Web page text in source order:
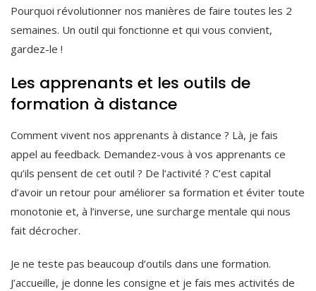
Pourquoi révolutionner nos manières de faire toutes les 2
semaines. Un outil qui fonctionne et qui vous convient,
gardez-le !
Les apprenants et les outils de
formation à distance
Comment vivent nos apprenants à distance ? Là, je fais
appel au feedback. Demandez-vous à vos apprenants ce
qu’ils pensent de cet outil ? De l’activité ? C’est capital
d’avoir un retour pour améliorer sa formation et éviter toute
monotonie et, à l’inverse, une surcharge mentale qui nous
fait décrocher.
Je ne teste pas beaucoup d’outils dans une formation.
J’accueille, je donne les consigne et je fais mes activités de